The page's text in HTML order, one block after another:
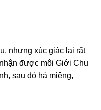
nhưng xúc giác lại rất
được môi Giới Chu
sau đó há miệng,